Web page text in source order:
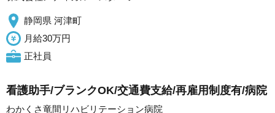
静岡県 河津町
月給30万円
正社員
看護助手/ブランクOK/交通費支給/再雇用制度有/病院
わかくさ竜間リハビリテーション病院